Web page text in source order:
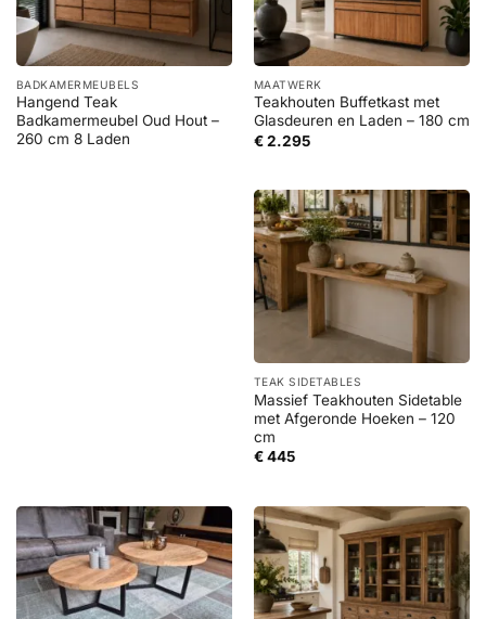
BADKAMERMEUBELS
Hangend Teak
Badkamermeubel Oud Hout –
260 cm 8 Laden
MAATWERK
Teakhouten Buffetkast met
Glasdeuren en Laden – 180 cm
€2.295
TEAK SIDETABLES
Massief Teakhouten Sidetable
met Afgeronde Hoeken – 120
cm
€445